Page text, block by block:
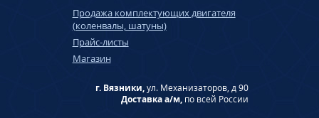
Продажа комплектующих двигателя
(коленвалы, шатуны)
Прайс-листы
Магазин
г. Вязники,ул. Механизаторов, д 90
Доставка а/м, по всей России